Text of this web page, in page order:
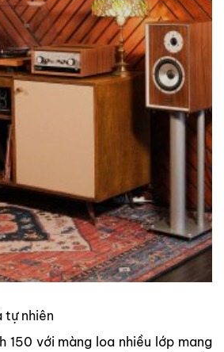
tự nhiên
150 với màng loa nhiều lớp mang